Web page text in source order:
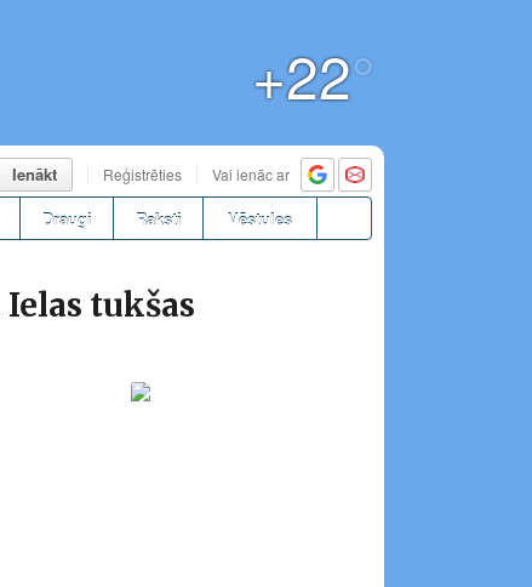
+22°
Ienākt Reģistrēties Vai ienāc ar
Draugi Raksti Vēstules
tukšas